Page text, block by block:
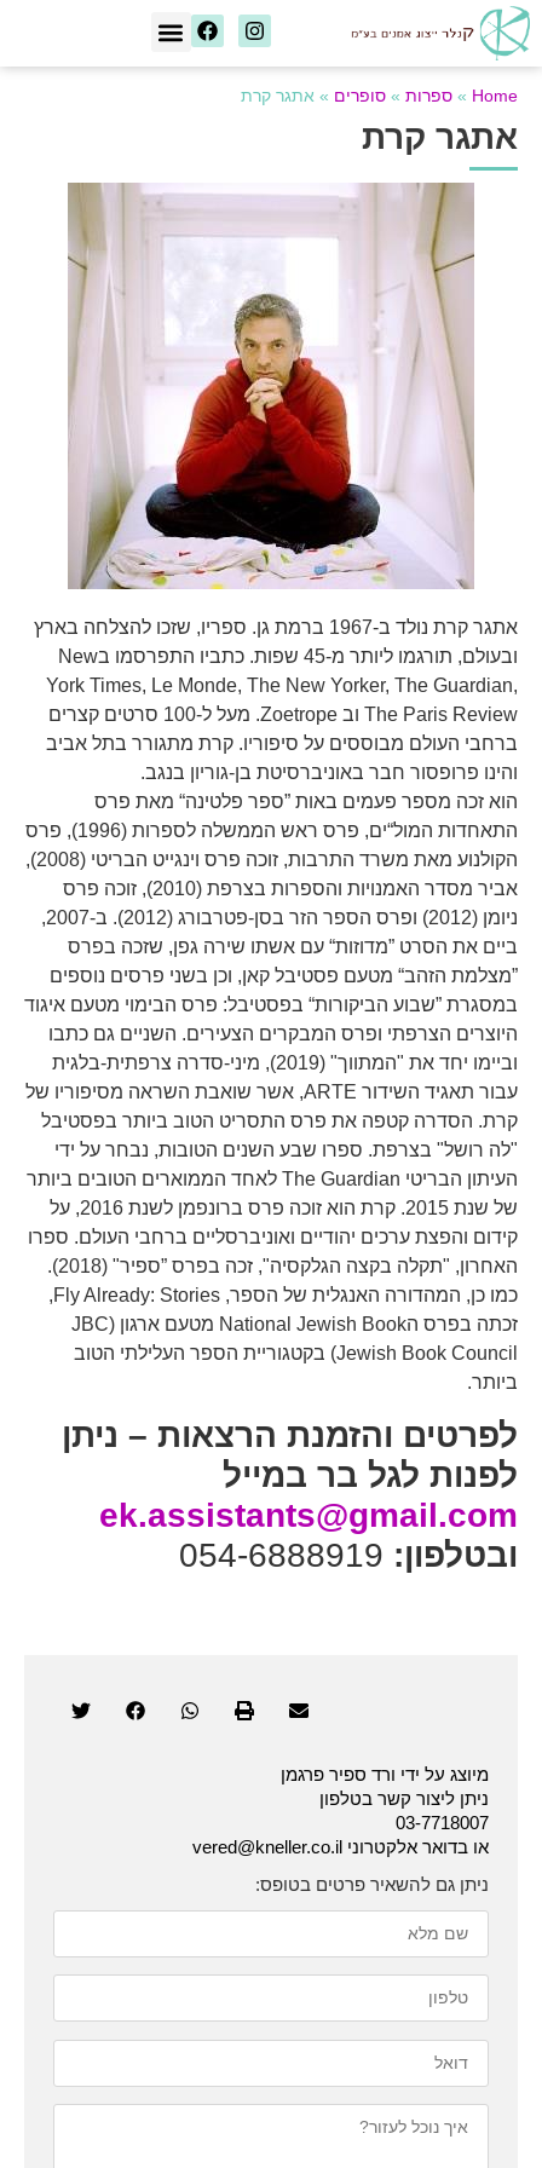
Home
» ספרות » סופרים » אתגר קרת
אתגר קרת
אתגר קרת נולד ב-1967 ברמת גן. ספריו, שזכו להצלחה בארץ
ובעולם, תורגמו ליותר מ-45 שפות. כתביו התפרסמו בNew
York Times, Le Monde, The New Yorker, The Guardian,
The Paris Review וב Zoetrope. מעל ל-100 סרטים קצרים
ברחבי העולם מבוססים על סיפוריו. קרת מתגורר בתל אביב
והינו פרופסור חבר באוניברסיטת בן-גוריון בנגב.
הוא זכה מספר פעמים באות ”ספר פלטינה“ מאת פרס
התאחדות המול“ים, פרס ראש הממשלה לספרות (1996), פרס
הקולנוע מאת משרד התרבות, זוכה פרס וינגייט הבריטי (2008),
אביר מסדר האמנויות והספרות בצרפת (2010), זוכה פרס
ניומן (2012) ופרס הספר הזר בסן-פטרבורג (2012). ב-2007,
ביים את הסרט ”מדוזות“ עם אשתו שירה גפן, שזכה בפרס
”מצלמת הזהב“ מטעם פסטיבל קאן, וכן בשני פרסים נוספים
במסגרת ”שבוע הביקורות“ בפסטיבל: פרס הבימוי מטעם איגוד
היוצרים הצרפתי ופרס המבקרים הצעירים. השניים גם כתבו
וביימו יחד את "המתווך" (2019), מיני-סדרה צרפתית-בלגית
עבור תאגיד השידור ARTE, אשר שואבת השראה מסיפוריו של
קרת. הסדרה קטפה את פרס התסריט הטוב ביותר בפסטיבל
"לה רושל" בצרפת. ספרו שבע השנים הטובות, נבחר על ידי
העיתון הבריטי The Guardian לאחד הממוארים הטובים ביותר
של שנת 2015. קרת הוא זוכה פרס ברונפמן לשנת 2016, על
קידום והפצת ערכים יהודיים ואוניברסליים ברחבי העולם. ספרו
האחרון, "תקלה בקצה הגלקסיה", זכה בפרס ”ספיר" (2018).
כמו כן, המהדורה האנגלית של הספר, Fly Already: Stories,
זכתה בפרס הNational Jewish Book מטעם ארגון (JBC
(Jewish Book Council בקטגוריית הספר העלילתי הטוב
ביותר.
לפרטים והזמנת הרצאות – ניתן
לפנות לגל בר במייל
ek.assistants@gmail.com
ובטלפון: 054-6888919
מיוצג על ידי ורד ספיר פרגמן
ניתן ליצור קשר בטלפון
03-7718007
או בדואר אלקטרוני vered@kneller.co.il
ניתן גם להשאיר פרטים בטופס: